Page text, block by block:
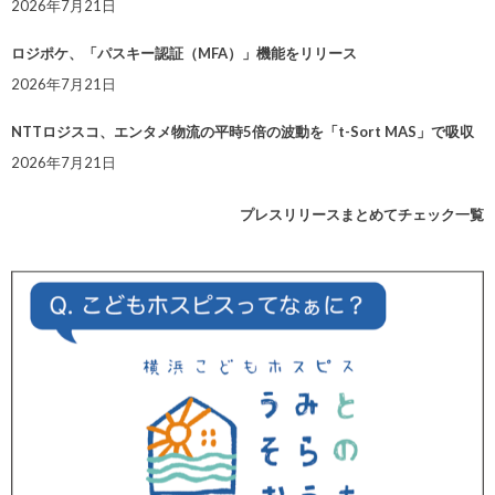
2026年7月21日
ロジポケ、「パスキー認証（MFA）」機能をリリース
2026年7月21日
NTTロジスコ、エンタメ物流の平時5倍の波動を「t-Sort MAS」で吸収
2026年7月21日
プレスリリースまとめてチェック一覧